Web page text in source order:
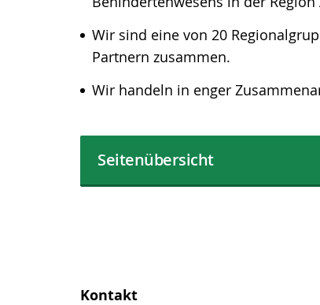
Wir sind eine von 20
Partnern zusammen.
Wir handeln in enger
Seitenübersicht
Kontakt